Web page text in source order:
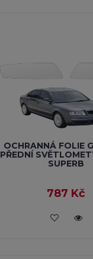
OCHRANNÁ FOLIE
PŘEDNÍ
SUPERB
787 Kč
VLOŽIT DO